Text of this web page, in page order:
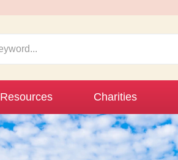
Resources Charities